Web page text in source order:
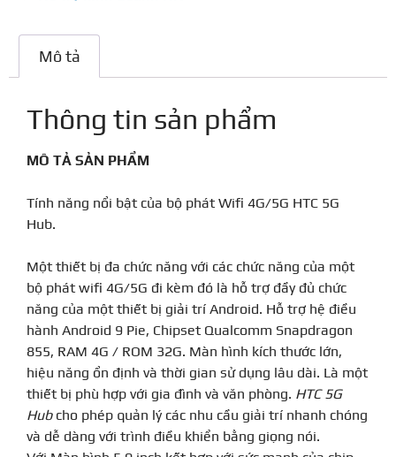
Mô tả
Thông tin sản phẩm
MÔ TẢ SẢN PHẨM
Tính năng nổi bật của bộ phát Wifi 4G/5G HTC 5G
Hub.
Một thiết bị đa chức năng với các chức năng của một
bộ phát wifi 4G/5G đi kèm đó là hỗ trợ đầy đủ chức
năng của một thiết bị giải trí Android. Hỗ trợ hệ điều
hành Android 9 Pie, Chipset Qualcomm Snapdragon
855, RAM 4G / ROM 32G. Màn hình kích thước lớn,
hiệu năng ổn định và thời gian sử dụng lâu dài. Là một
thiết bị phù hợp với gia đình và văn phòng. HTC 5G
Hubcho phép quản lý các nhu cầu giải trí nhanh chóng
và dễ dàng với trình điều khiển bằng giọng nói.